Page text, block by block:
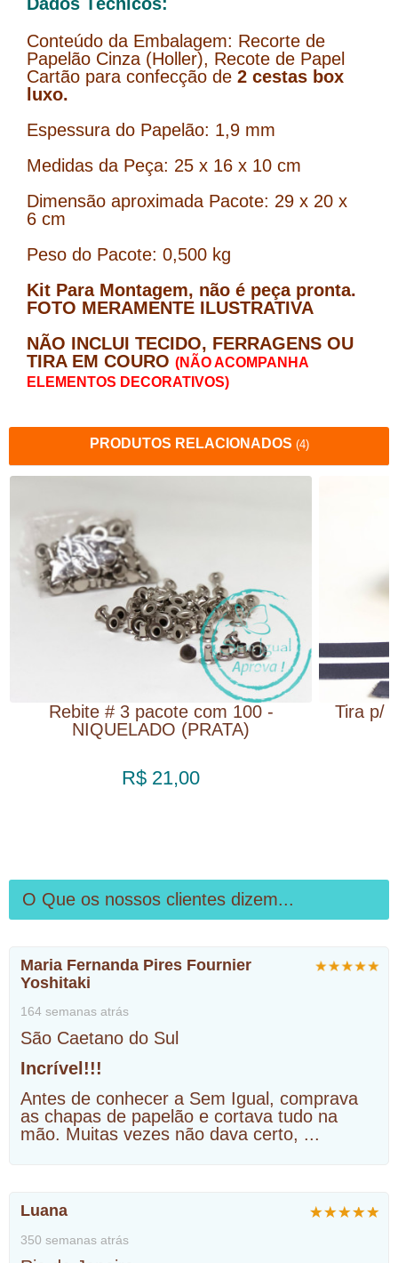
Conteúdo da Embalagem: Recorte de
Papelão Cinza (Holler), Recote de Papel
Cartão para confecção de 2 cestas box
luxo.
Espessura do Papelão: 1,9 mm
Medidas da Peça: 25 x 16 x 10 cm
Dimensão aproximada Pacote: 29 x 20 x
6 cm
Peso do Pacote: 0,500 kg
Kit Para Montagem, não é peça pronta.
FOTO MERAMENTE ILUSTRATIVA
NÃO INCLUI TECIDO, FERRAGENS OU
TIRA EM COURO (NÃO ACOMPANHA
ELEMENTOS DECORATIVOS)
PRODUTOS RELACIONADOS (4)
Rebite # 3 pacote com 100 -
NIQUELADO (PRATA)
R$ 21,00
Tira p/
O Que os nossos clientes dizem...
Maria Fernanda Pires Fournier
Yoshitaki
164 semanas atrás
São Caetano do Sul
Incrível!!!
Antes de conhecer a Sem Igual, comprava
as chapas de papelão e cortava tudo na
mão. Muitas vezes não dava certo, ...
Luana
350 semanas atrás